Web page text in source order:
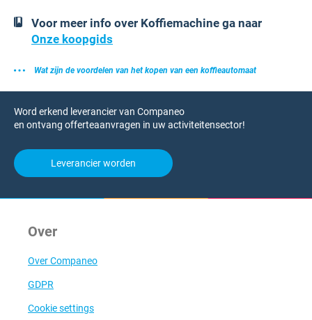
Voor meer info over Koffiemachine ga naar
Onze koopgids
Wat zijn de voordelen van het kopen van een koffieautomaat
Word erkend leverancier van Companeo
en ontvang offerteaanvragen in uw activiteitensector!
Leverancier worden
Over
Over Companeo
GDPR
Cookie settings